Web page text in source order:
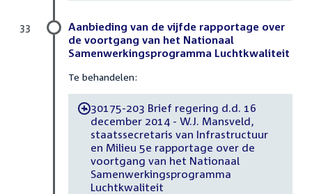
Aanbieding van de vijfde rapportage over
de voortgang van het Nationaal
Samenwerkingsprogramma Luchtkwaliteit
Te behandelen:
-30175-203 Brief regering d.d. 16
december 2014 - W.J. Mansveld,
staatssecretaris van Infrastructuur
en Milieu 5e rapportage over de
voortgang van het Nationaal
Samenwerkingsprogramma
Luchtkwaliteit
33